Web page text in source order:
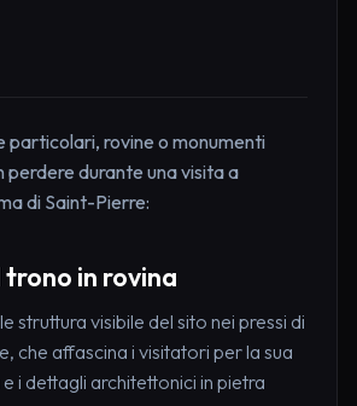
particolari, rovine o monumenti
perdere durante una visita a
di Saint-Pierre:
trono in rovina
struttura visibile del sito nei pressi di
che affascina i visitatori per la sua
i dettagli architettonici in pietra